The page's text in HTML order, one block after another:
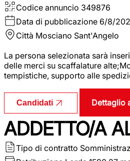
Codice annuncio 349876
Data di pubblicazione 6/8/
Città Mosciano Sant'Angelo
La persona selezionata sarà
delle merci su scaffalature
tempistiche, supporto alle
Candidati Dettaglio
ADDETTO/A
Tipo di contratto